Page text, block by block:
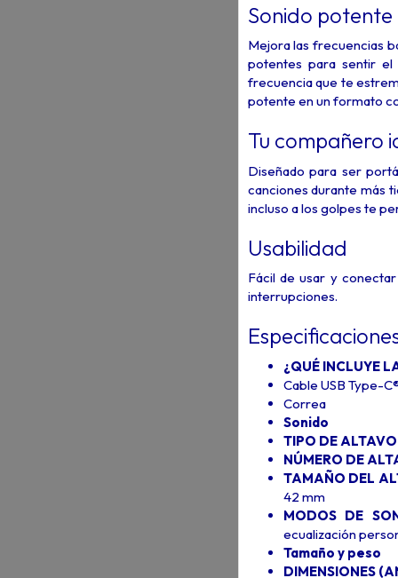
Sonido
Mejora las frecuencias
potentes para sentir
frecuencia que te
potente en un formato
Tu compañero
Diseñado para ser
canciones durante más
incluso a los golpes te
Usabilidad
Fácil de usar y
interrupciones.
¿QUÉ INCLUYE
Cable USB Type-
Correa
Sonido
TIPO DE
NÚMERO DE
TAMAÑO DEL
42 mm
MODOS DE
ecualización
Tamaño y peso
DIMENSIONES